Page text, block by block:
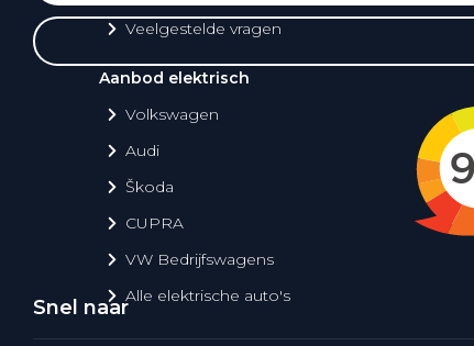
Veelgestelde vragen
Aanbod elektrisch
Volkswagen
Audi
Škoda
CUPRA
VW Bedrijfswagens
Alle elektrische auto's
Snel naar